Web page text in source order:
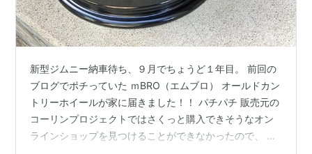
新型ジムニー納車待ち、９月でちょうど１年目。 前回の
ブログでポチっていた ｍBRO（エムブロ） オールドカン
トリーホイールが家に届きました！！ パチパチ 販売元の
コーリンプロジェクトではさくっと購入できそうなオン
ラインショップを見つけることができなかったので、 楽